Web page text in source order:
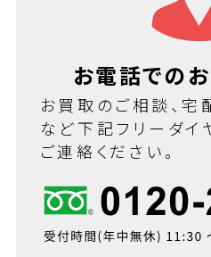
お電話での
お買取のご相談、宅
など下記フリーダイ
ご連絡ください。